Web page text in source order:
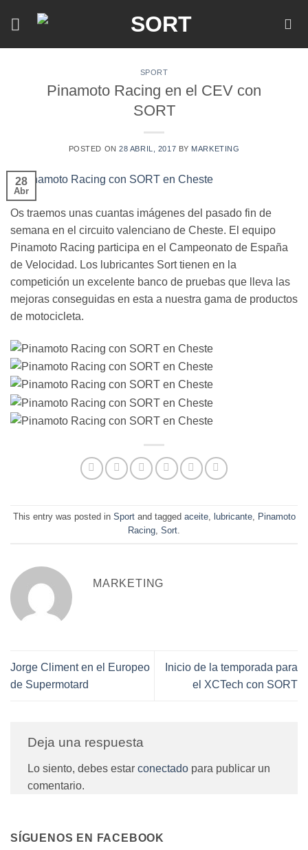
SPORT
Pinamoto Racing en el CEV con
SORT
POSTED ON28 ABRIL, 2017 BY MARKETING
28
Abr
Os traemos unas cuantas imágenes del pasado fin de
semana en el circuito valenciano de Cheste. El equipo
Pinamoto Racing participa en el Campeonato de España
de Velocidad. Los lubricantes Sort tienen en la
competición un excelente banco de pruebas que lleva las
mejoras conseguidas en esta a nuestra gama de productos
de motocicleta.
This entry was posted in Sportand tagged aceite, lubricante, Pinamoto
Racing, Sort.
MARKETING
Jorge Climent en el Europeo
de Supermotard
Inicio de la temporada para
el XCTech con SORT
Deja una respuesta
Lo siento, debes estar conectado para publicar un
comentario.
SÍGUENOS EN FACEBOOK